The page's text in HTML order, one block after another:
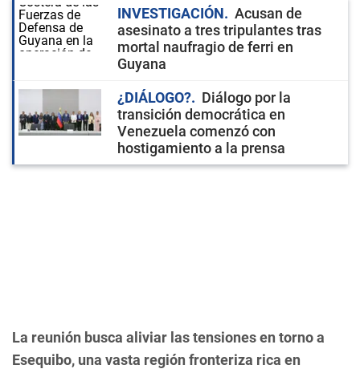
INVESTIGACIÓN
Acusan de
asesinato a tres tripulantes tras
mortal naufragio de ferri en
Guyana
¿DIÁLOGO?
Diálogo por la
transición democrática en
Venezuela comenzó con
hostigamiento a la prensa
La reunión busca aliviar las tensiones en torno a
Esequibo, una vasta región fronteriza rica en